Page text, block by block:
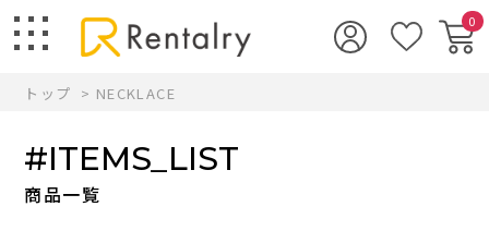
0
トップ NECKLACE
#ITEMS_LIST
商品一覧